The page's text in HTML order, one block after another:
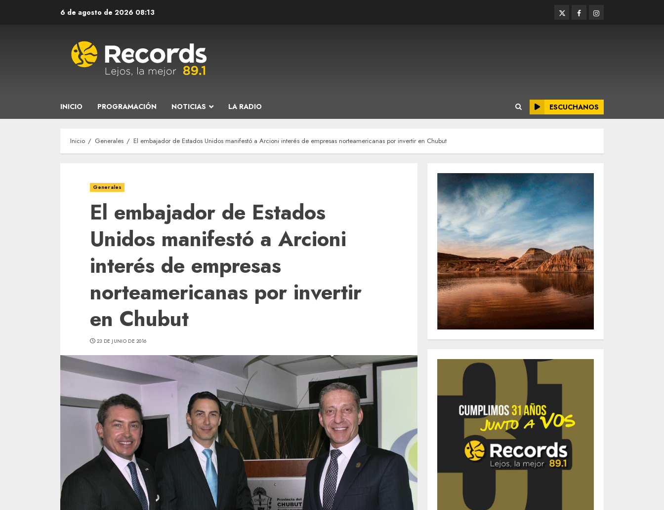
6 de agosto de 2026 08:13 TwitterFacebookInstagram
INICIO PROGRAMACIÓN NOTICIAS LA RADIO ESCUCHANOS
Inicio Generales El embajador de Estados Unidos manifestó a Arcioni interés de empresas norteamericanas por invertir en Chubut
Generales
El embajador de Estados
Unidos manifestó a Arcioni
interés de empresas
norteamericanas por invertir
en Chubut
23 DE JUNIO DE 2016